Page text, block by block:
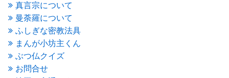
2015年6月(3)
2015年5月(1)
2015年4月(1)
2015年3月 (3)
2015年2月(3)
2015年1月(1)
2014年12月
真言宗について
曼荼羅について
ふしぎな密教法具
まんが小坊主くん
ぶつ仏クイズ
お問合せ